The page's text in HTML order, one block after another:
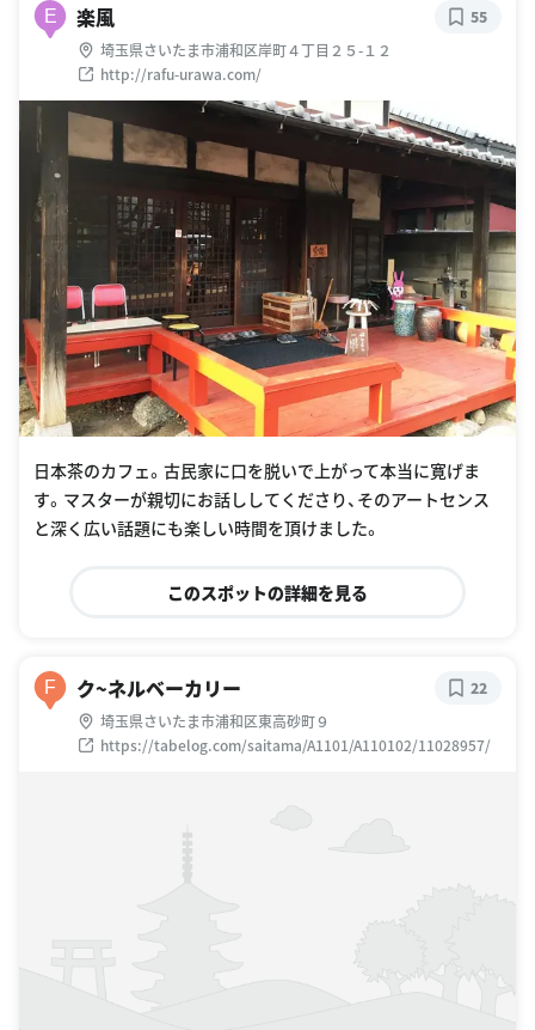
E 楽風
埼玉県さいたま市浦和区岸町４丁目２５-１２
http://rafu-urawa.com/
55
日本茶のカフェ。古民家に口を脱いで上がって本当に寛げま
す。マスターが親切にお話ししてくださり、そのアートセンス
と深く広い話題にも楽しい時間を頂けました。
このスポットの詳細を見る
F ク~ネルベーカリー
埼玉県さいたま市浦和区東高砂町９
https://tabelog.com/saitama/A1101/A110102/11028957/
22